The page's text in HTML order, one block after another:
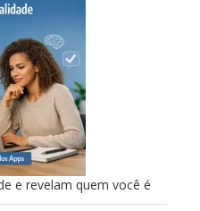
e revelam quem você é